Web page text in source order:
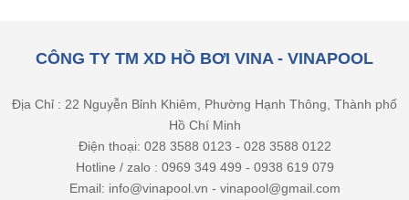
CÔNG TY TM XD HỒ BƠI VINA - VINAPOOL
Địa Chỉ : 22 Nguyễn Bỉnh Khiêm, Phường Hạnh Thông, Thành phố
Hồ Chí Minh
Điện thoại: 028 3588 0123 - 028 3588 0122
Hotline / zalo : 0969 349 499 - 0938 619 079
Email: info@vinapool.vn - vinapool@gmail.com